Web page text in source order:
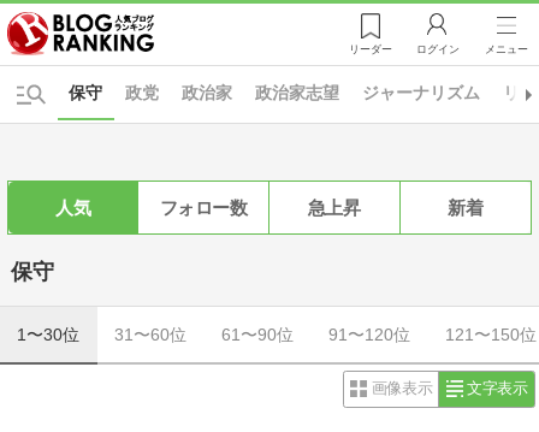
リーダー ログイン メニュー
政党 政治家 政治家志望 ジャーナリズム リ
保守
人気 フォロー数 急上昇 新着
保守
1〜30位 31〜60位 61〜90位 91〜120位 121〜150位
画像表示 文字表示